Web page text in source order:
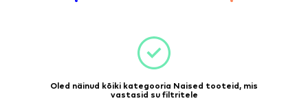
Oled näinud kõiki kategooria Naised tooteid, mis
vastasid su filtritele